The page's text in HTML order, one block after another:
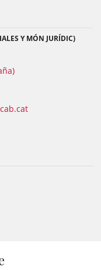
Y MÓN JURÍDIC)